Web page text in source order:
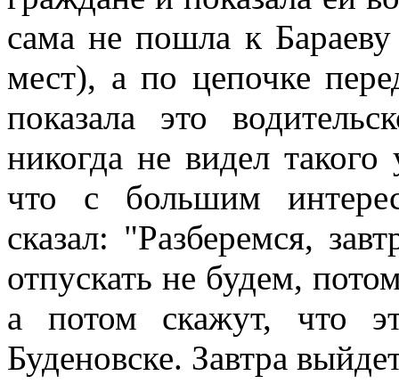
сама не пошла к
мест), а по цепочке
показала это
никогда не видел
что с большим
сказал: "Разберемся,
отпускать не будем,
а потом скажут, что
Буденовске. Завтра